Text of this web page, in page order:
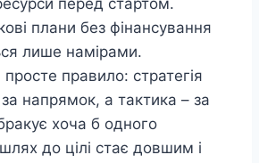
перед стартом.
плани без фінансування
лише намірами.
просте правило: стратегія
за напрямок, а тактика – за
хоча б одного
до цілі стає довшим і